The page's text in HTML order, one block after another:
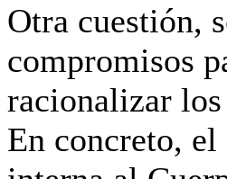
Otra cuestión,
compromisos
racionalizar los
En concreto,